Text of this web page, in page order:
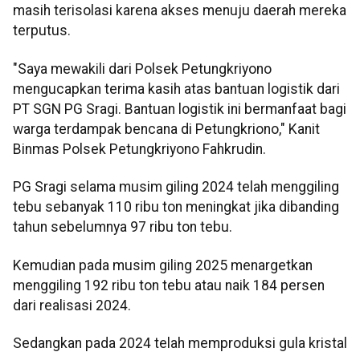
masih terisolasi karena akses menuju daerah mereka
terputus.
"Saya mewakili dari Polsek Petungkriyono
mengucapkan terima kasih atas bantuan logistik dari
PT SGN PG Sragi. Bantuan logistik ini bermanfaat bagi
warga terdampak bencana di Petungkriono," Kanit
Binmas Polsek Petungkriyono Fahkrudin.
PG Sragi selama musim giling 2024 telah menggiling
tebu sebanyak 110 ribu ton meningkat jika dibanding
tahun sebelumnya 97 ribu ton tebu.
Kemudian pada musim giling 2025 menargetkan
menggiling 192 ribu ton tebu atau naik 184 persen
dari realisasi 2024.
Sedangkan pada 2024 telah memproduksi gula kristal